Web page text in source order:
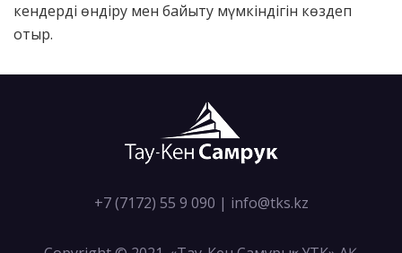
кендерді өндіру мен байыту мүмкіндігін көздеп
отыр.
+7 (7172) 55 9 090 | info@tks.kz